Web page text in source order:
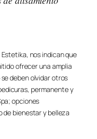
nos indican que
ofrecer una amplia
deben olvidar otros
permanente y
opciones
de bienestar y belleza